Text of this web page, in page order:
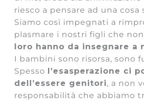
riesco a pensare ad una cosa
Siamo così impegnati a
plasmare i nostri figli che
loro hanno da insegnare a
I bambini sono risorsa, sono
Spesso l’esasperazione ci
dell’essere genitori, a non
responsabilità che abbiamo